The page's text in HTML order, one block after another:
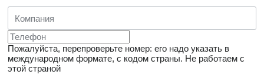
Пожалуйста, перепроверьте номер: его надо указать в
международном формате, с кодом страны. Не работаем с
этой страной